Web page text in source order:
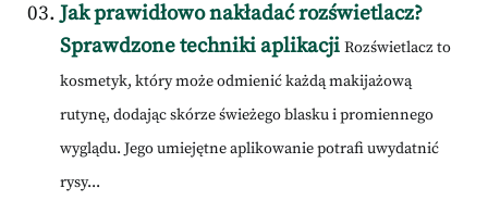
Jak prawidłowo nakładać rozświetlacz?
Sprawdzone techniki aplikacji Rozświetlacz to
kosmetyk, który może odmienić każdą makijażową
rutynę, dodając skórze świeżego blasku i promiennego
wyglądu. Jego umiejętne aplikowanie potrafi uwydatnić
rysy...